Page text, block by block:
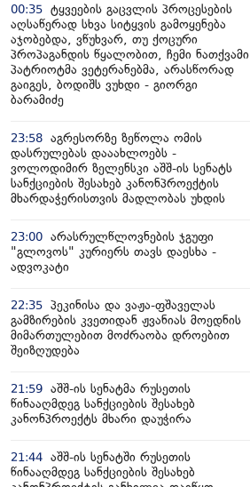
00:35 ტყვეების გაცვლის პროცესების
აღსაწერად სხვა სიტყვის გამოყენება
აჯობებდა, ვწუხვარ, თუ ქოცური
პროპაგანდის წყალობით, ჩემი ნათქვამი
პატრიოტმა ვეტერანებმა, არასწორად
გაიგეს, ბოდიშს ვუხდი - გიორგი
ბარამიძე
23:58 აგრესორზე ზეწოლა ომის
დასრულებას დააახლოებს -
ვოლოდიმირ ზელენსკი აშშ-ის სენატს
სანქციების შესახებ კანონპროექტის
მხარდაჭერისთვის მადლობას უხდის
23:00 არასრულწლოვნების ჯგუფი
"გლოვოს" კურიერს თავს დაესხა -
ადვოკატი
22:35 პეკინისა და ვაჟა-ფშაველას
გამზირების კვეთიდან ჟვანიას მოედნის
მიმართულებით მოძრაობა დროებით
შეიზღუდება
21:59 აშშ-ის სენატმა რუსეთის
წინააღმდეგ სანქციების შესახებ
კანონპროექტს მხარი დაუჭირა
21:44 აშშ-ის სენატში რუსეთის
წინააღმდეგ სანქციების შესახებ